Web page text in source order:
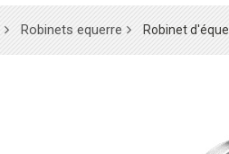
Robinets equerre Robinet